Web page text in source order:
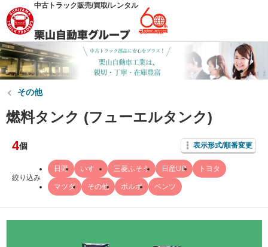
中古トラック販売/買取/レンタル
その他
燃料タンク (フューエルタンク)
4個 表示形式/順番変更
絞り込み
日野 いすゞ 三菱ふそう 日産UD トヨタ
マツダ その他 ボルボ ベンツ